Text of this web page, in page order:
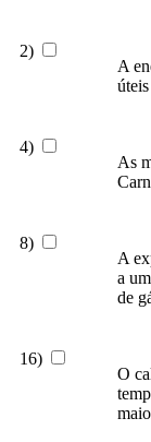
2)
A
4)
As
8)
A
a
de
16)
O